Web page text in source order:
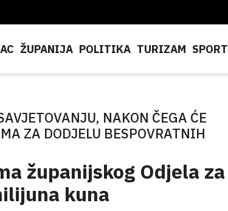
ŽUPANIJA POLITIKA TURIZAM SPORT
NAKON ČEGA ĆE
ZA DODJELU BESPOVRATNIH
županijskog Odjela za
kuna